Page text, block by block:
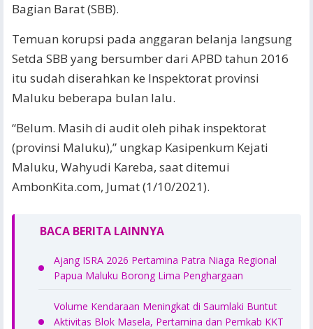
Bagian Barat (SBB).
Temuan korupsi pada anggaran belanja langsung
Setda SBB yang bersumber dari APBD tahun 2016
itu sudah diserahkan ke Inspektorat provinsi
Maluku beberapa bulan lalu.
“Belum. Masih di audit oleh pihak inspektorat
(provinsi Maluku),” ungkap Kasipenkum Kejati
Maluku, Wahyudi Kareba, saat ditemui
AmbonKita.com, Jumat (1/10/2021).
BACA BERITA LAINNYA
Ajang ISRA 2026 Pertamina Patra Niaga Regional
Papua Maluku Borong Lima Penghargaan
Volume Kendaraan Meningkat di Saumlaki Buntut
Aktivitas Blok Masela, Pertamina dan Pemkab KKT